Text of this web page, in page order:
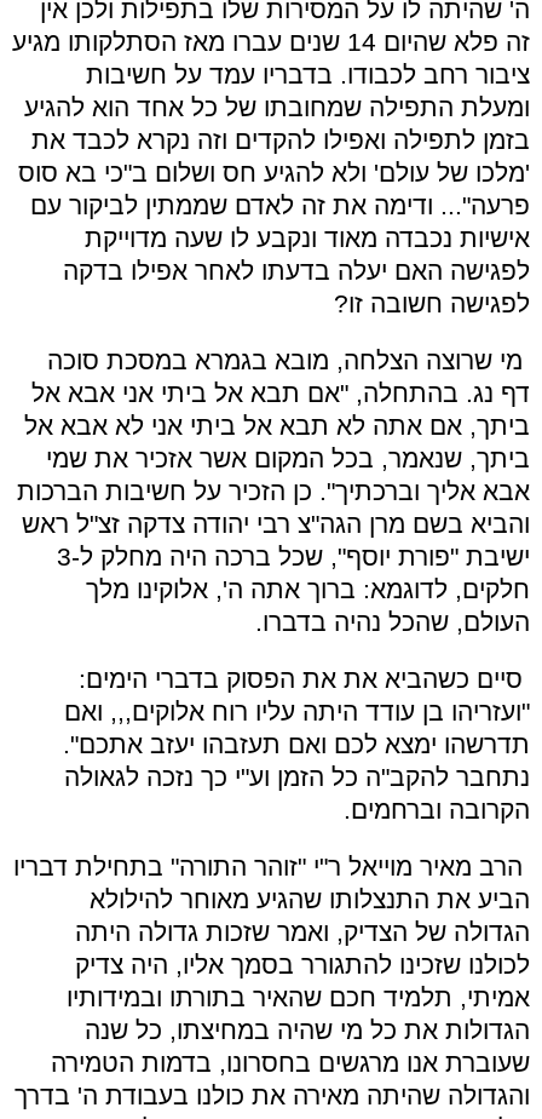
ה' שהיתה לו על המסירות שלו בתפילות ולכן אין
זה פלא שהיום 14 שנים עברו מאז הסתלקותו מגיע
ציבור רחב לכבודו. בדבריו עמד על חשיבות
ומעלת התפילה שמחובתו של כל אחד הוא להגיע
בזמן לתפילה ואפילו להקדים וזה נקרא לכבד את
'מלכו של עולם' ולא להגיע חס ושלום ב"כי בא סוס
פרעה"... ודימה את זה לאדם שממתין לביקור עם
אישיות נכבדה מאוד ונקבע לו שעה מדוייקת
לפגישה האם יעלה בדעתו לאחר אפילו בדקה
לפגישה חשובה זו?
מי שרוצה הצלחה, מובא בגמרא במסכת סוכה
דף נג. בהתחלה, "אם תבא אל ביתי אני אבא אל
ביתך, אם אתה לא תבא אל ביתי אני לא אבא אל
ביתך, שנאמר, בכל המקום אשר אזכיר את שמי
אבא אליך וברכתיך". כן הזכיר על חשיבות הברכות
והביא בשם מרן הגה"צ רבי יהודה צדקה זצ"ל ראש
ישיבת "פורת יוסף", שכל ברכה היה מחלק ל-3
חלקים, לדוגמא: ברוך אתה ה', אלוקינו מלך
העולם, שהכל נהיה בדברו.
סיים כשהביא את את הפסוק בדברי הימים:
"ועזריהו בן עודד היתה עליו רוח אלוקים,,, ואם
תדרשהו ימצא לכם ואם תעזבהו יעזב אתכם".
נתחבר להקב"ה כל הזמן וע"י כך נזכה לגאולה
הקרובה וברחמים.
הרב מאיר מוייאל ר"י "זוהר התורה" בתחילת דבריו
הביע את התנצלותו שהגיע מאוחר להילולא
הגדולה של הצדיק, ואמר שזכות גדולה היתה
לכולנו שזכינו להתגורר בסמך אליו, היה צדיק
אמיתי, תלמיד חכם שהאיר בתורתו ובמידותיו
הגדולות את כל מי שהיה במחיצתו, כל שנה
שעוברת אנו מרגשים בחסרונו, בדמות הטמירה
והגדולה שהיתה מאירה את כולנו בעבודת ה' בדרך